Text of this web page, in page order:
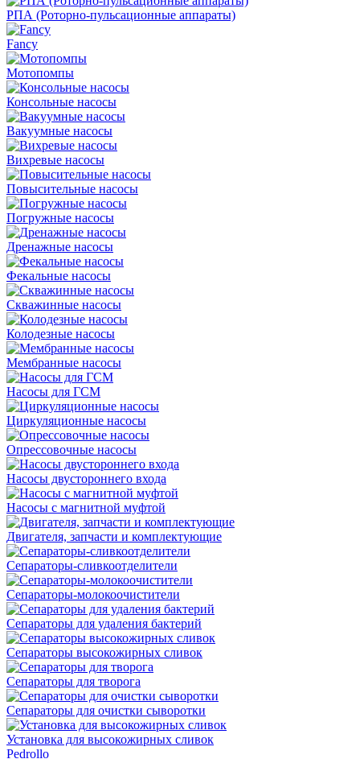
РПА (Роторно-пульсационные аппараты)
Fancy
Мотопомпы
Консольные насосы
Вакуумные насосы
Вихревые насосы
Повысительные насосы
Погружные насосы
Дренажные насосы
Фекальные насосы
Скважинные насосы
Колодезные насосы
Мембранные насосы
Насосы для ГСМ
Циркуляционные насосы
Опрессовочные насосы
Насосы двустороннего входа
Насосы с магнитной муфтой
Двигателя, запчасти и комплектующие
Сепараторы-сливкоотделители
Сепараторы-молокоочистители
Сепараторы для удаления бактерий
Сепараторы высокожирных сливок
Сепараторы для творога
Сепараторы для очистки сыворотки
Установка для высокожирных сливок
Pedrollo